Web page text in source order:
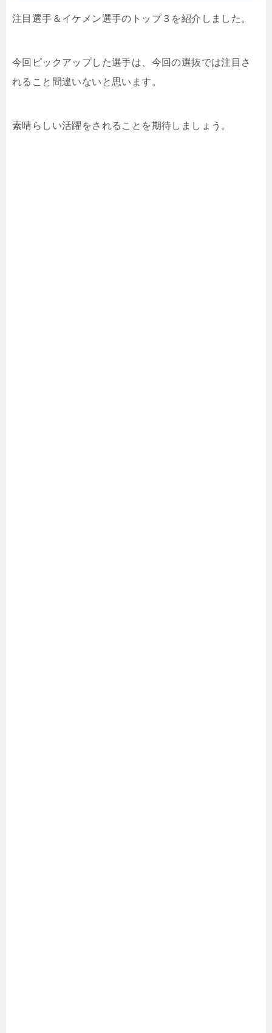
注目選手＆イケメン選手のトップ３を紹介しました。
今回ピックアップした選手は、今回の選抜では注目さ
れること間違いないと思います。
素晴らしい活躍をされることを期待しましょう。